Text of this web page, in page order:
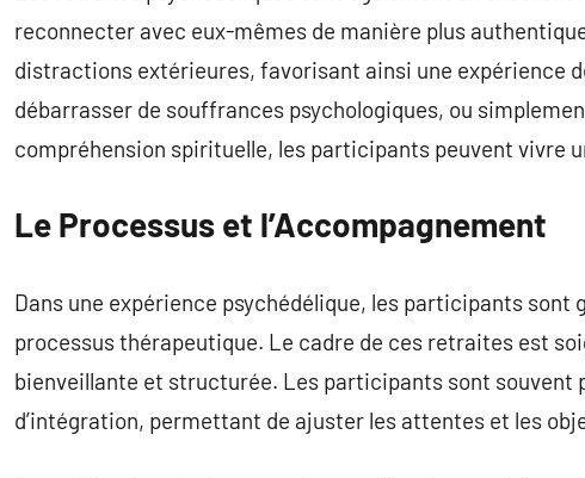
reconnecter avec eux-mêmes de manière plus
distractions extérieures, favorisant ainsi une expérience
débarrasser de souffrances psychologiques, ou
compréhension spirituelle, les participants peuvent vivre
Le Processus et l’Accompagnement
Dans une expérience psychédélique, les participants
processus thérapeutique. Le cadre de ces retraites est
bienveillante et structurée. Les participants sont souvent
d’intégration, permettant de ajuster les attentes et les